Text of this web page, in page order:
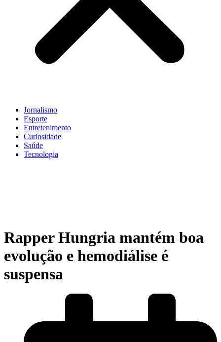
Jornalismo
Esporte
Entretenimento
Curiosidade
Saúde
Tecnologia
Rapper Hungria mantém boa
evolução e hemodiálise é
suspensa